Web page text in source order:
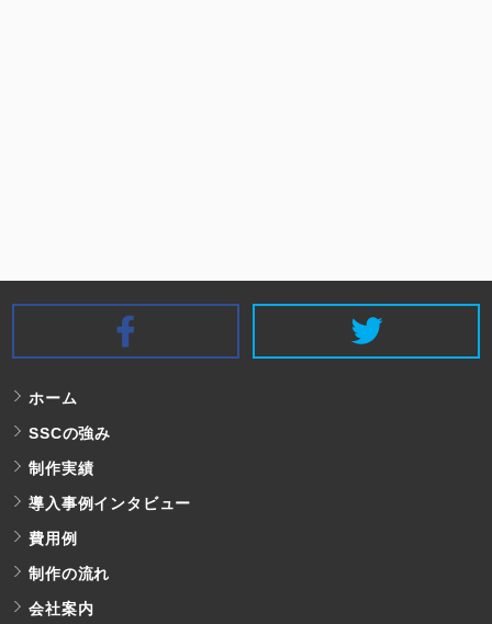
SSC Facebook
ホーム
SSCの強み
制作実績
導入事例インタビュー
費用例
制作の流れ
会社案内